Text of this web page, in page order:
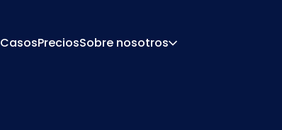
CasosPreciosSobre nosotros